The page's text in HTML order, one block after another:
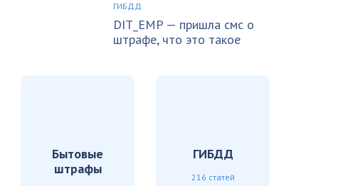
ГИБДД
DIT_EMP — пришла смс о
штрафе, что это такое
Бытовые
штрафы
ГИБДД
216 статей